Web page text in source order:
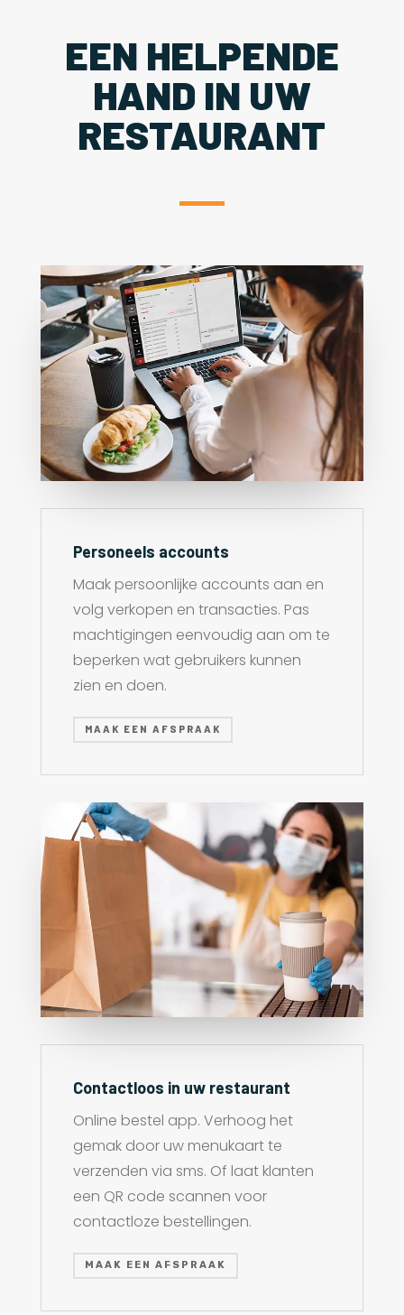
EEN HELPENDE
HAND IN UW
RESTAURANT
Personeels accounts
Maak persoonlijke accounts aan en
volg verkopen en transacties. Pas
machtigingen eenvoudig aan om te
beperken wat gebruikers kunnen
zien en doen.
MAAK EEN AFSPRAAK
Contactloos in uw restaurant
Online bestel app. Verhoog het
gemak door uw menukaart te
verzenden via sms. Of laat klanten
een QR code scannen voor
contactloze bestellingen.
MAAK EEN AFSPRAAK